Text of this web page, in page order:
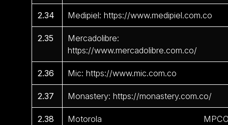
2.34 Medipiel: https://www.medipiel.com.co
2.35
Mercadolibre:
https://www.mercadolibre.com.co/
2.36 Mic: https://www.mic.com.co
2.37 Monastery: https://monastery.com.co/
2.38
Motorola